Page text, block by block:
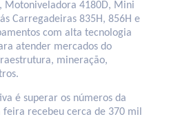
Motoniveladora 4180D, Mini
Carregadeiras 835H, 856H e
com alta tecnologia
atender mercados do
mineração,
é superar os números da
feira recebeu cerca de 370 mil